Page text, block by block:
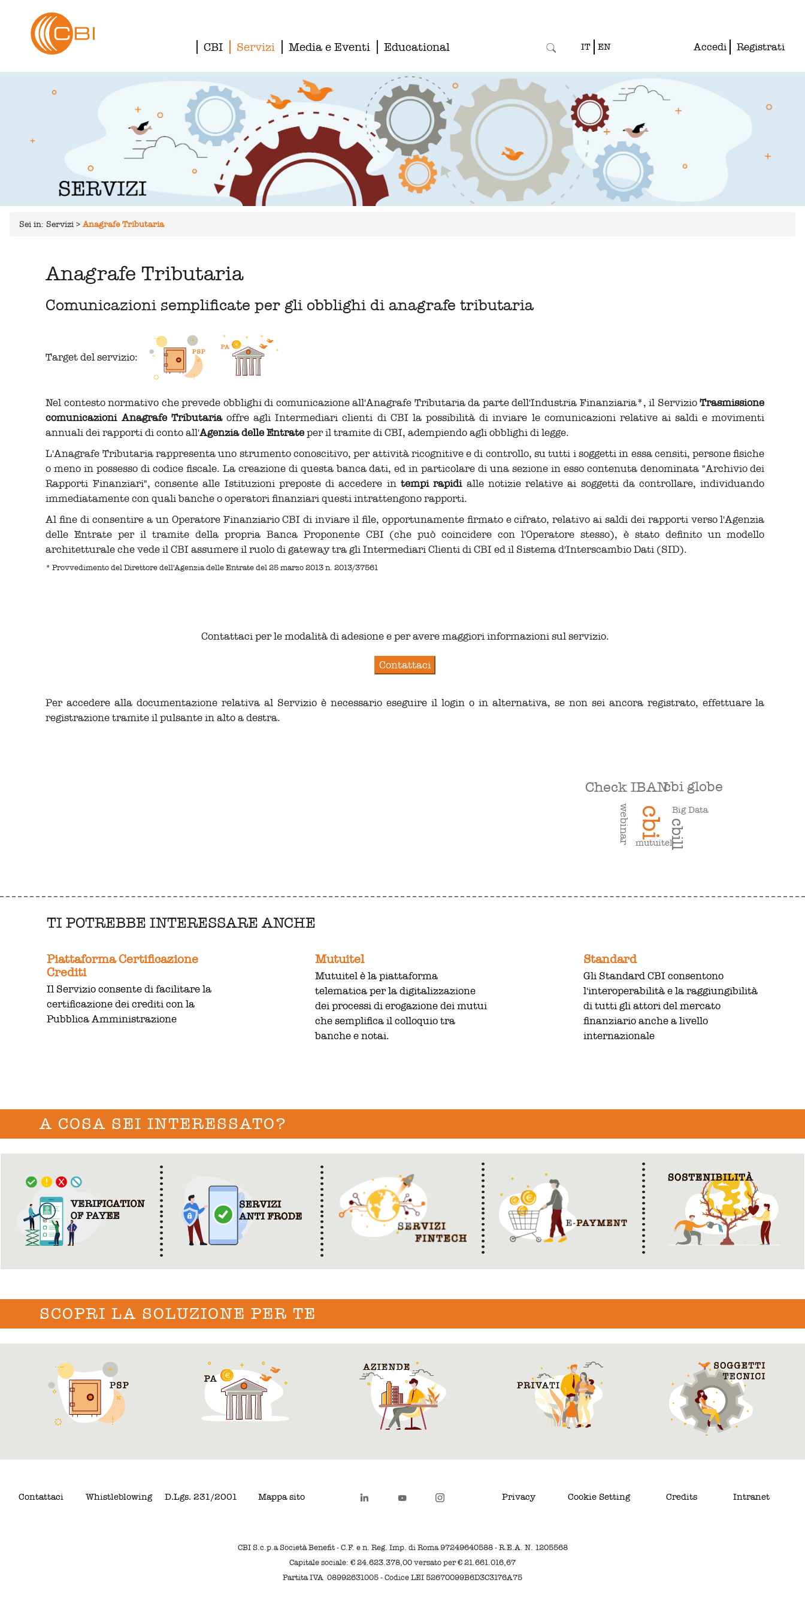
CBI Servizi Media e Eventi Educational IT EN Accedi Registrati
Sei in: Servizi > Anagrafe Tributaria
Anagrafe Tributaria
Comunicazioni semplificate per gli obblighi di anagrafe tributaria
Target del servizio:
Nel contesto normativo che prevede obblighi di comunicazione all'Anagrafe Tributaria da parte dell'Industria Finanziaria*, il ServizioTrasmissione
comunicazioni Anagrafe Tributariaoffre agli Intermediari clienti di CBI la possibilità di inviare le comunicazioni relative ai saldi e movimenti
annuali dei rapporti di conto all'Agenzia delle Entrateper il tramite di CBI, adempiendo agli obblighi di legge.
L'Anagrafe Tributaria rappresenta uno strumento conoscitivo, per attività ricognitive e di controllo, su tutti i soggetti in essa censiti, persone fisiche
o meno in possesso di codice fiscale. La creazione di questa banca dati, ed in particolare di una sezione in esso contenuta denominata "Archivio dei
Rapporti Finanziari", consente alle Istituzioni preposte di accedere in tempi rapidialle notizie relative ai soggetti da controllare, individuando
immediatamente con quali banche o operatori finanziari questi intrattengono rapporti.
Al fine di consentire a un Operatore Finanziario CBI di inviare il file, opportunamente firmato e cifrato, relativo ai saldi dei rapporti verso l'Agenzia
delle Entrate per il tramite della propria Banca Proponente CBI (che può coincidere con l'Operatore stesso), è stato definito un modello
architetturale che vede il CBI assumere il ruolo di gateway tra gli Intermediari Clienti di CBI ed il Sistema d'Interscambio Dati (SID).
* Provvedimento del Direttore dell'Agenzia delle Entrate del 25 marzo 2013 n. 2013/37561
Contattaci per le modalità di adesione e per avere maggiori informazioni sul servizio.
Per accedere alla documentazione relativa al Servizio è necessario eseguire il login o in alternativa, se non sei ancora registrato, effettuare la
registrazione tramite il pulsante in alto a destra.
cbi cbill
cbi globe
Check IBAN
webinar mutuitel
Big Data
TI POTREBBE INTERESSARE ANCHE
Piattaforma Certificazione
Crediti
Il Servizio consente di facilitare la
certificazione dei crediti con la
Pubblica Amministrazione
Mutuitel
Mutuitel è la piattaforma
telematica per la digitalizzazione
dei processi di erogazione dei mutui
che semplifica il colloquio tra
banche e notai.
Standard
Gli Standard CBI consentono
l'interoperabilità e la raggiungibilità
di tutti gli attori del mercato
finanziario anche a livello
internazionale
A COSA SEI INTERESSATO?
SCOPRI LA SOLUZIONE PER TE
Contattaci Whistleblowing D.Lgs. 231/2001 Mappa sito Privacy Cookie Setting Credits Intranet
CBI S.c.p.a Società Benefit - C.F. e n. Reg. Imp. di Roma 97249640588 - R.E.A. N. 1205568
Capitale sociale: € 24.623.378,00 versato per € 21.661.016,67
Partita IVA 08992631005 - Codice LEI 52670099B6D3C3176A75